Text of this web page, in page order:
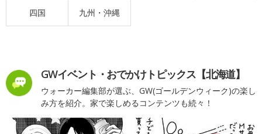
四国 九州・沖縄
GWイベント・おでかけトピックス【北海道】
ウォーカー編集部が選ぶ、GW(ゴールデンウィーク)の楽し
み方を紹介。家で楽しめるコンテンツも続々！